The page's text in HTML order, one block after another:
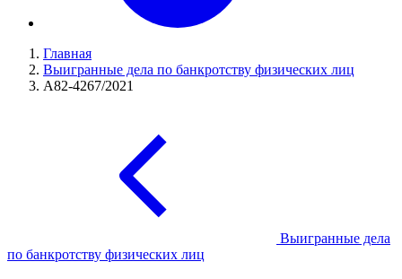
Главная
Выигранные дела по банкротству физических лиц
А82-4267/2021
Выигранные дела
по банкротству физических лиц